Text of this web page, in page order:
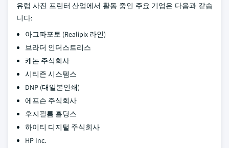
유럽 사진 프린터 산업에서 활동 중인 주요 기업은 다음과 같습
니다:
아그파포토 (Realipix 라인)
브라더 인더스트리스
캐논 주식회사
시티즌 시스템스
DNP (대일본인쇄)
에프슨 주식회사
후지필름 홀딩스
하이티 디지털 주식회사
HP Inc.